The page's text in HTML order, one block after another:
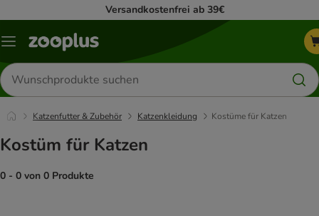
Versandkostenfrei ab 39€
Menü
Produkte
suchen
Katzenfutter & Zubehör Katzenkleidung Kostüme für Katzen
Kostüm für Katzen
0 - 0 von 0 Produkte